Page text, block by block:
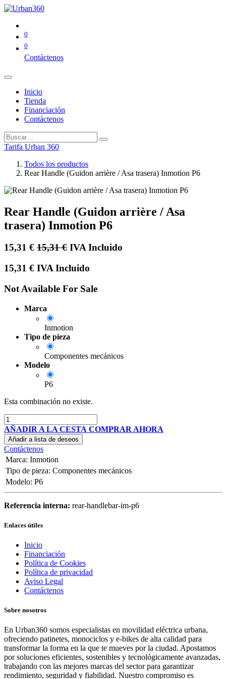
0
0
Contáctenos
Inicio
Tienda
Financiación
Contáctenos
Tarifa Urban 360
Todos los productos
Rear Handle (Guidon arrière / Asa trasera) Inmotion P6
Rear Handle (Guidon arrière / Asa
trasera) Inmotion P6
15,31 € 15,31€ IVA Incluido
15,31 € IVA Incluido
Not Available For Sale
Marca
Inmotion
Tipo de pieza
Componentes mecánicos
Modelo
P6
Esta combinación no existe.
AÑADIR A LA CESTA COMPRAR AHORA
Añadir a lista de deseos
Contáctenos
Marca: Inmotion
Tipo de pieza: Componentes mecánicos
Modelo: P6
Referencia interna: rear-handlebar-im-p6
Enlaces útiles
Inicio
Financiación
Política de Cookies
Política de privacidad
Aviso Legal
Contáctenos
Sobre nosotros
En Urban360 somos especialistas en movilidad eléctrica urbana,
ofreciendo patinetes, monociclos y e-bikes de alta calidad para
transformar la forma en la que te mueves por la ciudad. Apostamos
por soluciones eficientes, sostenibles y tecnológicamente avanzadas,
trabajando con las mejores marcas del sector para garantizar
rendimiento, seguridad y fiabilidad. Nuestro compromiso es